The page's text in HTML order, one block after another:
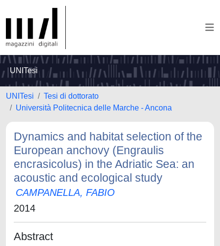
UNITesi
UNITesi
Tesi di dottorato
Università Politecnica delle Marche - Ancona
Dynamics and habitat selection of the
European anchovy (Engraulis
encrasicolus) in the Adriatic Sea: an
acoustic and ecological study
CAMPANELLA, FABIO
2014
Abstract